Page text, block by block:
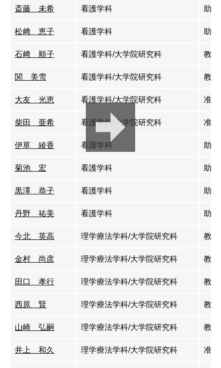
斎藤 未希 看護学科 助教
松﨑 恵子 看護学科 助教
石﨑 順子 看護学科/大学院研究科 教授
関 美雪 看護学科/大学院研究科 教授
大友 光恵 看護学科/大学院研究科 准教
柴田 亜希 看護学科/大学院研究科 准教
伊草 綾香 看護学科 助教
菊池 宏 看護学科 助教
黒澤 恭子 看護学科 助教
丹野 祐美 看護学科 助教
今北 英高 理学療法学科/大学院研究科 教授
金村 尚彦 理学療法学科/大学院研究科 教授
田口 孝行 理学療法学科/大学院研究科 教授
西原 賢 理学療法学科/大学院研究科 教授
山崎 弘嗣 理学療法学科/大学院研究科 教授
井上 和久 理学療法学科/大学院研究科 准教